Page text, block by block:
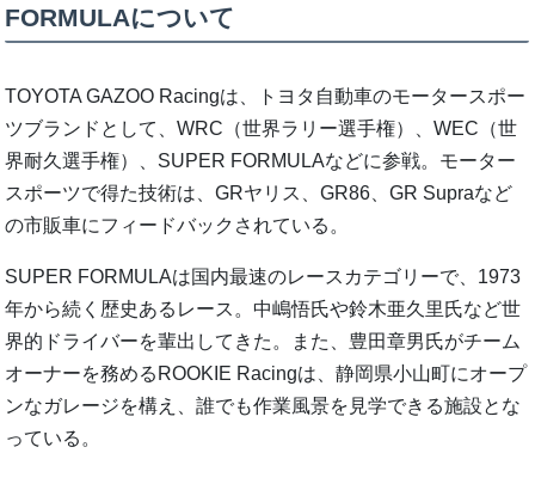
FORMULAについて
TOYOTA GAZOO Racingは、トヨタ自動車のモータースポー
ツブランドとして、WRC（世界ラリー選手権）、WEC（世
界耐久選手権）、SUPER FORMULAなどに参戦。モーター
スポーツで得た技術は、GRヤリス、GR86、GR Supraなど
の市販車にフィードバックされている。
SUPER FORMULAは国内最速のレースカテゴリーで、1973
年から続く歴史あるレース。中嶋悟氏や鈴木亜久里氏など世
界的ドライバーを輩出してきた。また、豊田章男氏がチーム
オーナーを務めるROOKIE Racingは、静岡県小山町にオープ
ンなガレージを構え、誰でも作業風景を見学できる施設とな
っている。